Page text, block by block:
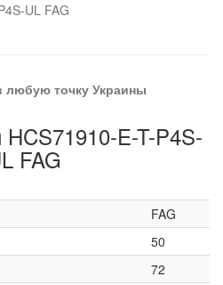
UL FAG
любую точку Украины
HCS71910-E-T-P4S-
FAG
FAG
50
72